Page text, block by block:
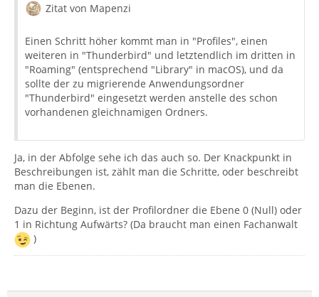
Zitat von Mapenzi
Einen Schritt höher kommt man in "Profiles", einen
weiteren in "Thunderbird" und letztendlich im dritten in
"Roaming" (entsprechend "Library" in macOS), und da
sollte der zu migrierende Anwendungsordner
"Thunderbird" eingesetzt werden anstelle des schon
vorhandenen gleichnamigen Ordners.
Ja, in der Abfolge sehe ich das auch so. Der Knackpunkt in
Beschreibungen ist, zählt man die Schritte, oder beschreibt
man die Ebenen.
Dazu der Beginn, ist der Profilordner die Ebene 0 (Null) oder
1 in Richtung Aufwärts? (Da braucht man einen Fachanwalt
)